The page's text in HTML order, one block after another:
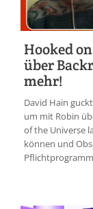
Hooked
über
mehr!
David Hain
um mit Robin
of the Universe
können und